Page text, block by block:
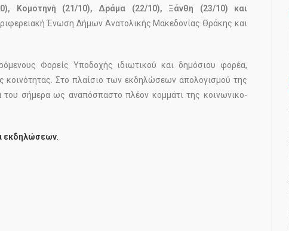
Κομοτηνή (21/10), Δράμα (22/10), Ξάνθη (23/10) και
Ένωση Δήμων Ανατολικής Μακεδονίας Θράκης και
Φορείς Υποδοχής ιδιωτικού και δημόσιου φορέα,
Στο πλαίσιο των εκδηλώσεων απολογισμού της
του σήμερα ως αναπόσπαστο πλέον κομμάτι της κοινωνικο-
εκδηλώσεων